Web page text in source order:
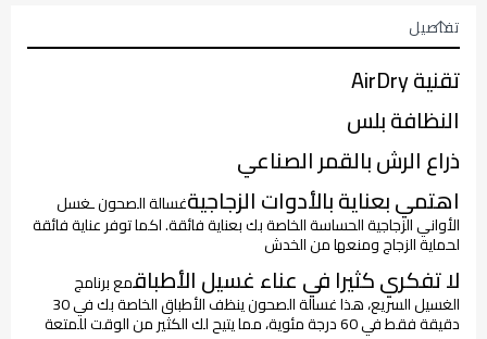
تفاصيل
تقنية AirDry
النظافة بلس
ذراع الرش بالقمر الصناعي
اهتمي بعناية بالأدوات الزجاجيةغسالة الصحون ـغسل
الأواني الزجاجية الحساسة الخاصة بك بعناية فائقة. اكما توفر عناية فائقة
لحماية الزجاج ومنعها من الخدش
لا تفكري كثيرا في عناء غسيل الأطباقمع برنامج
الغسيل السريع، هذا غسالة الصحون ينظف الأطباق الخاصة بك في 30
دقيقة فقط في 60 درجة مئوية، مما يتيح لك الكثير من الوقت للمتعة